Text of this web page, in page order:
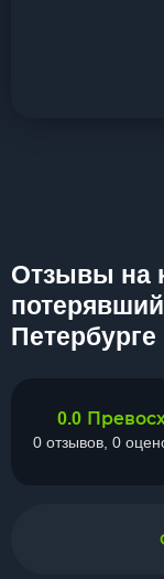
Отзывы на
Петербурге
0.0
0 отзывов, 0